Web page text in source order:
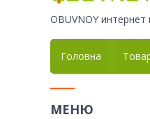
OBUVNOY интернет
Головна